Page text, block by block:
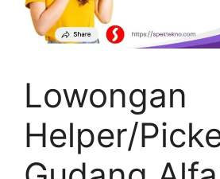
Lowongan
Helper/